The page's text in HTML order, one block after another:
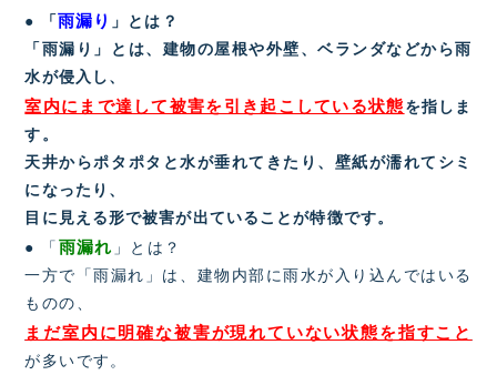
● 「雨漏り 」とは？
「雨漏り」とは、建物の屋根や外壁、ベランダなどから雨
水が侵入し、
室内にまで達して被害を引き起こしている状態を指しま
す。
天井からポタポタと水が垂れてきたり、壁紙が濡れてシミ
になったり、
目に見える形で被害が出ていることが特徴です。
● 「 雨漏れ 」とは？
一方で「雨漏れ」は、建物内部に雨水が入り込んではいる
ものの、
まだ室内に明確な被害が現れていない状態を指すこと
が多いです。